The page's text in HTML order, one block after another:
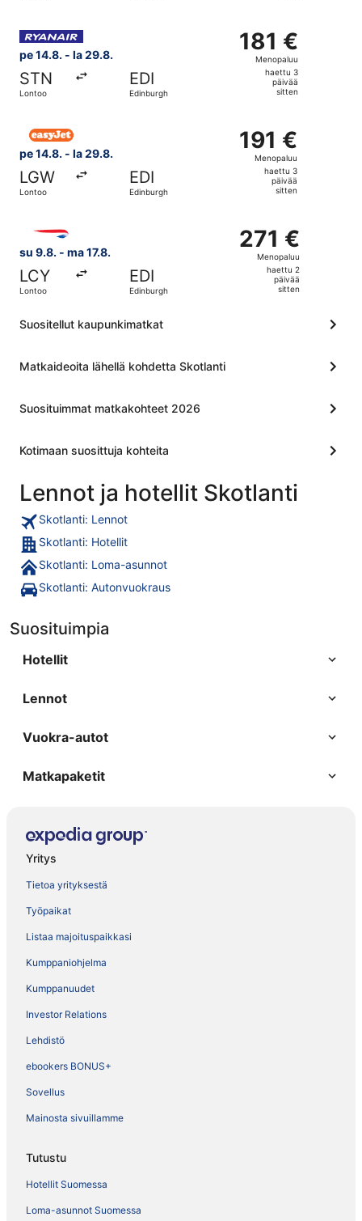
pe 14.8. - la 29.8.
STN
Lontoo
EDI
Edinburgh
181 €
Menopaluu,
haettu
päivää
181 €
Menopaluu
haettu 3
päivää
sitten
pe 14.8. - la 29.8.
LGW
Lontoo
EDI
Edinburgh
191 €
Menopaluu,
haettu
päivää
191 €
Menopaluu
haettu 3
päivää
sitten
su 9.8. - ma 17.8.
LCY
Lontoo
EDI
Edinburgh
271 €
Menopaluu,
haettu
271 €
Menopaluu
haettu 2
päivää
sitten
Suositellut kaupunkimatkat
Matkaideoita lähellä kohdetta Skotlanti
Suosituimmat matkakohteet 2026
Kotimaan suosittuja kohteita
Lennot ja hotellit Skotlanti
Skotlanti: Lennot
Skotlanti: Hotellit
Skotlanti: Loma-asunnot
Skotlanti: Autonvuokraus
Suosituimpia
Hotellit
Lennot
Vuokra-autot
Matkapaketit
Yritys
Tietoa yrityksestä
Työpaikat
Listaa majoituspaikkasi
Kumppaniohjelma
Kumppanuudet
Investor Relations
Lehdistö
ebookers BONUS+
Sovellus
Mainosta sivuillamme
Tutustu
Hotellit Suomessa
Loma-asunnot Suomessa